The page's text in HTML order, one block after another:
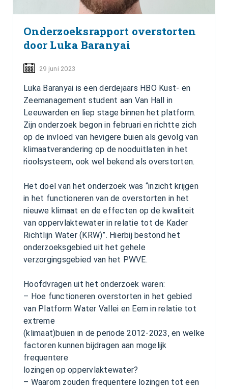
Onderzoeksrapport overstorten
door Luka Baranyai
29 juni 2023
Luka Baranyai is een derdejaars HBO Kust- en
Zeemanagement student aan Van Hall in
Leeuwarden en liep stage binnen het platform.
Zijn onderzoek begon in februari en richtte zich
op de invloed van hevigere buien als gevolg van
klimaatverandering op de nooduitlaten in het
rioolsysteem, ook wel bekend als overstorten.
Het doel van het onderzoek was “inzicht krijgen
in het functioneren van de overstorten in het
nieuwe klimaat en de effecten op de kwaliteit
van oppervlaktewater in relatie tot de Kader
Richtlijn Water (KRW)”. Hierbij bestond het
onderzoeksgebied uit het gehele
verzorgingsgebied van het PWVE.
Hoofdvragen uit het onderzoek waren:
– Hoe functioneren overstorten in het gebied
van Platform Water Vallei en Eem in relatie tot
extreme
(klimaat)buien in de periode 2012-2023, en welke
factoren kunnen bijdragen aan mogelijk
frequentere
lozingen op oppervlaktewater?
– Waarom zouden frequentere lozingen tot een